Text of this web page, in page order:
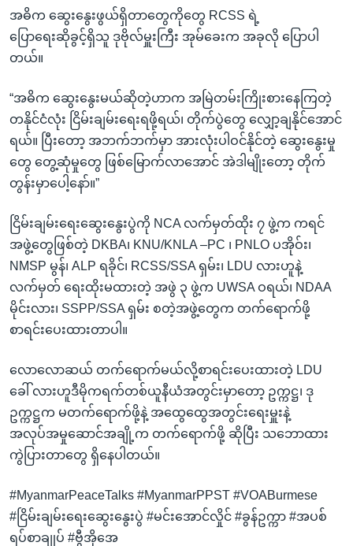
အဓိက ဆွေးနွေးဖွယ်ရှိတာတွေကိုတွေ RCSS ရဲ့
ပြောရေးဆိုခွင့်ရှိသူ ဒုဗိုလ်မှူးကြီး အုမ်ခေးက အခုလို ပြောပါ
တယ်။
“အဓိက ဆွေးနွေးမယ်ဆိုတဲ့ဟာက အမြဲတမ်းကြိုးစားနေကြတဲ့
တနိုင်ငံလုံး ငြိမ်းချမ်းရေးရဖို့ရယ်၊ တိုက်ပွဲတွေ လျှော့ချနိုင်အောင်
ရယ်။ ပြီးတော့ အဘက်ဘက်မှာ အားလုံးပါဝင်နိုင်တဲ့ ဆွေးနွေးမှု
တွေ တွေ့ဆုံမှုတွေ ဖြစ်မြောက်လာအောင် အဲဒါမျိုးတော့ တိုက်
တွန်းမှာပေါ့နော်။”
ငြိမ်းချမ်းရေးဆွေးနွေးပွဲကို NCA လက်မှတ်ထိုး ၇ ဖွဲ့က ကရင်
အဖွဲ့တွေဖြစ်တဲ့ DKBA၊ KNU/KNLA –PC ၊ PNLO ပအိုဝ်း၊
NMSP မွန်၊ ALP ရခိုင်၊ RCSS/SSA ရှမ်း၊ LDU လားဟူနဲ့
လက်မှတ် ရေးထိုးမထားတဲ့ အဖွဲ ၃ ဖွဲ့က UWSA ဝရယ်၊ NDAA
မိုင်းလား၊ SSPP/SSA ရှမ်း စတဲ့အဖွဲ့တွေက တက်ရောက်ဖို့
စာရင်းပေးထားတာပါ။
လောလောဆယ် တက်ရောက်မယ်လို့စာရင်းပေးထားတဲ့ LDU
ခေါ် လားဟူဒီမိုကရက်တစ်ယူနီယံအတွင်းမှာတော့ ဥက္ကဋ္ဌ၊ ဒု
ဥက္ကဋ္ဌက မတက်ရောက်ဖို့နဲ့ အထွေထွေအတွင်းရေးမှူးနဲ့
အလုပ်အမှုဆောင်အချို့က တက်ရောက်ဖို့ ဆိုပြီး သဘောထား
ကွဲပြားတာတွေ ရှိနေပါတယ်။
#MyanmarPeaceTalks #MyanmarPPST #VOABurmese
#ငြိမ်းချမ်းရေးဆွေးနွေးပွဲ #မင်းအောင်လှိုင် #ခွန်ဥက္ကာ #အပစ်
ရပ်စာချုပ် #ဗွီအိုအေ